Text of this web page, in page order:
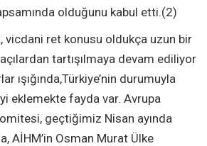
olduğunu kabul etti.(2)
vicdani ret konusu oldukça uzun bir
tartışılmaya devam ediliyor
ışığında,Türkiye’nin durumuyla
eklemekte fayda var. Avrupa
geçtiğimiz Nisan ayında
AİHM’in Osman Murat Ülke